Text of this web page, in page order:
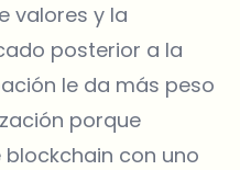
valores y la
posterior a la
le da más peso
porque
con uno